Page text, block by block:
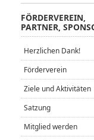
FÖRDERVEREIN,
PARTNER,
Herzlichen Dank!
Förderverein
Ziele und Aktivitäten
Satzung
Mitglied werden